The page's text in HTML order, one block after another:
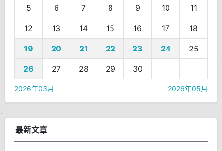
5 6 7 8 9 10 11
12 13 14 15 16 17 18
19 20 21 22 23 24 25
26 27 28 29 30
2026年03月 2026年05月
最新文章